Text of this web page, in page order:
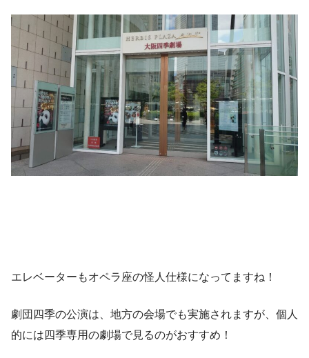
エレベーターもオペラ座の怪人仕様になってますね！
劇団四季の公演は、地方の会場でも実施されますが、個人
的には四季専用の劇場で見るのがおすすめ！